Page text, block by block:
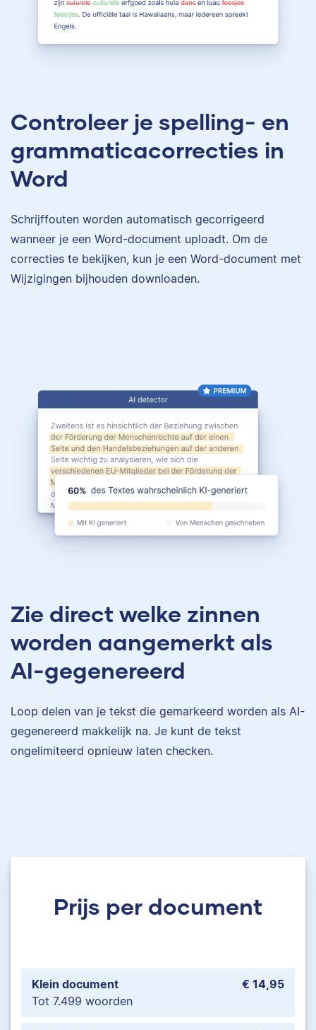
Controleer je spelling- en
grammaticacorrecties in
Word
Schrijffouten worden automatisch gecorrigeerd
wanneer je een Word-document uploadt. Om de
correcties te bekijken, kun je een Word-document met
Wijzigingen bijhouden downloaden.
Zie direct welke zinnen
worden aangemerkt als
AI-gegenereerd
Loop delen van je tekst die gemarkeerd worden als AI-
gegenereerd makkelijk na. Je kunt de tekst
ongelimiteerd opnieuw laten checken.
Prijs per document
Klein document
Tot 7.499 woorden
€ 14,95